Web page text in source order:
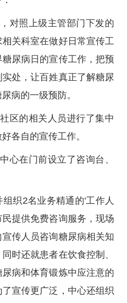
对照上级主管部门下发的
关科室在做好日常宣传工
尿病日的宣传工作，把预
处，让百姓真正了解糖尿
病的一级预防。
区的相关人员进行了集中
各自的宣传工作。
心在门前设立了咨询台、
织2名业务精通的'工作人
提供免费咨询服务，现场
传人员咨询糖尿病相关知
时还就患者在饮食控制、
病和体育锻炼中应注意的
宣传更广泛，中心还组织